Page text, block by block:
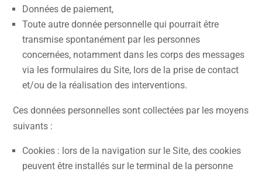
Données de paiement,
Toute autre donnée personnelle qui pourrait être
transmise spontanément par les personnes
concernées, notamment dans les corps des messages
via les formulaires du Site, lors de la prise de contact
et/ou de la réalisation des interventions.
Ces données personnelles sont collectées par les moyens
suivants :
Cookies : lors de la navigation sur le Site, des cookies
peuvent être installés sur le terminal de la personne